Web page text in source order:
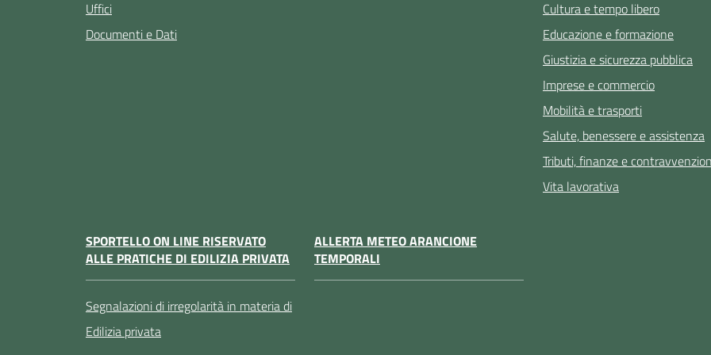
Uffici
Documenti e Dati
Cultura e tempo libero
Educazione e formazione
Giustizia e sicurezza pubblica
Imprese e commercio
Mobilità e trasporti
Salute, benessere e assistenza
Tributi, finanze e
Vita lavorativa
SPORTELLO ON LINE RISERVATO
ALLE PRATICHE DI EDILIZIA PRIVATA
Segnalazioni di irregolarità in materia di
Edilizia privata
ALLERTA METEO ARANCIONE
TEMPORALI